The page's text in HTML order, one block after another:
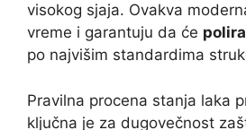
visokog sjaja. Ovakva
vreme i garantuju da će
po najvišim standardima
Pravilna procena stanja laka
ključna je za dugovečnost